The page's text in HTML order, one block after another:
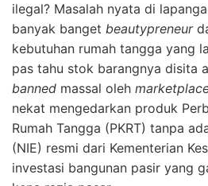
ilegal? Masalah nyata di
banyak banget beautypreneur
kebutuhan rumah tangga yang
pas tahu stok barangnya disita
banned massal oleh
nekat mengedarkan produk
Rumah Tangga (PKRT) tanpa
(NIE) resmi dari Kementerian
investasi bangunan pasir yang